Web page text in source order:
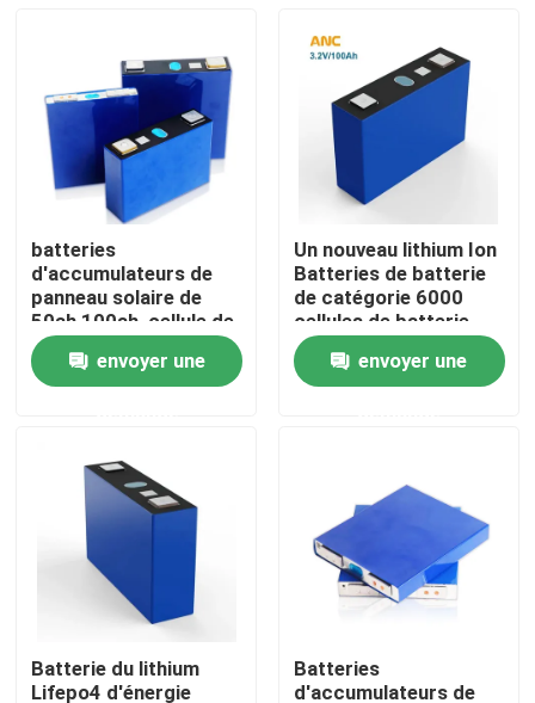
Produits
A propos de nous
Visite d'usine
Contrôle de la qualité
Contact
nouvelles
Tous les cas
remisage des batteries de ménage
Systèmes de stockage de batterie résidentiels
batteries
d'accumulateurs de
panneau solaire de
50ah 100ah, cellule de
batterie des
stockages de l'énergie
Lifepo4
envoyer une
Un nouveau lithium Ion
Batteries de batterie
de catégorie 6000
cellules de batterie
OEM/ODM des cycles
3.2v 55Ah LiFePO4 de
périodes
envoyer une
Batterie du lithium
Lifepo4 d'énergie
Batteries
d'accumulateurs de